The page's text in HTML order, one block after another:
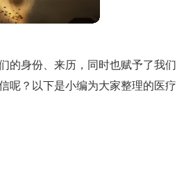
的身份、来历，同时也赋予了我们
呢？以下是小编为大家整理的医疗